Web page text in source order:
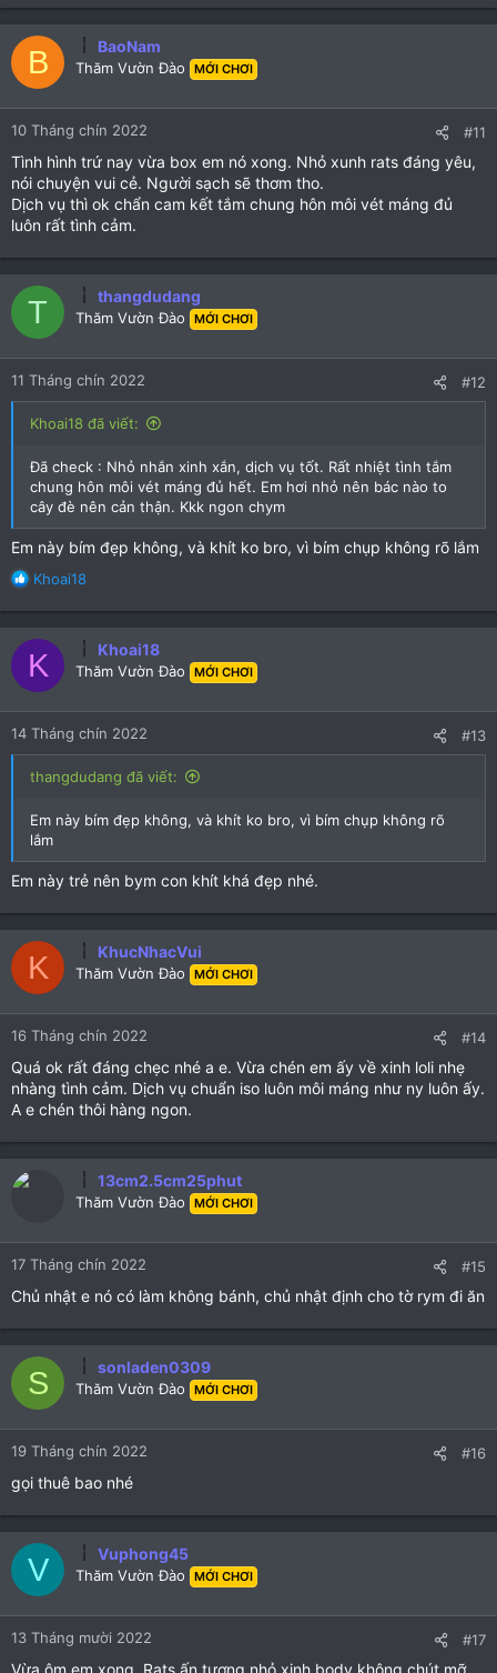
B BaoNam
Thăm Vườn Đào MỚI CHƠI
10 Tháng chín 2022 #11
Tình hình trứ nay vừa box em nó xong. Nhỏ xunh rats đáng yêu,
nói chuyện vui cẻ. Người sạch sẽ thơm tho.
Dịch vụ thì ok chẩn cam kết tắm chung hôn môi vét máng đủ
luôn rất tình cảm.
T thangdudang
Thăm Vườn Đào MỚI CHƠI
11 Tháng chín 2022 #12
Khoai18 đã viết:
Đã check : Nhỏ nhắn xinh xắn, dịch vụ tốt. Rất nhiệt tình tắm
chung hôn môi vét máng đủ hết. Em hơi nhỏ nên bác nào to
cây đè nên cản thận. Kkk ngon chym
Em này bím đẹp không, và khít ko bro, vì bím chụp không rõ lắm
R
c
t
i
o
n
s
:
Khoai18
K Khoai18
Thăm Vườn Đào MỚI CHƠI
14 Tháng chín 2022 #13
thangdudang đã viết:
Em này bím đẹp không, và khít ko bro, vì bím chụp không rõ
lắm
Em này trẻ nên bym con khít khá đẹp nhé.
K KhucNhacVui
Thăm Vườn Đào MỚI CHƠI
16 Tháng chín 2022 #14
Quá ok rất đáng chẹc nhé a e. Vừa chén em ấy về xinh loli nhẹ
nhàng tình cảm. Dịch vụ chuẩn iso luôn môi máng như ny luôn ấy.
A e chén thôi hàng ngon.
13cm2.5cm25phut
Thăm Vườn Đào MỚI CHƠI
17 Tháng chín 2022 #15
Chủ nhật e nó có làm không bánh, chủ nhật định cho tờ rym đi ăn
S sonladen0309
Thăm Vườn Đào MỚI CHƠI
19 Tháng chín 2022 #16
gọi thuê bao nhé
V Vuphong45
Thăm Vườn Đào MỚI CHƠI
13 Tháng mười 2022 #17